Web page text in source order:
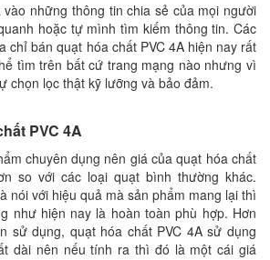
những thông tin chia sẻ của mọi người
hoặc tự mình tìm kiếm thông tin. Các
chỉ bán quạt hóa chất PVC 4A hiện nay rất
tìm trên bất cứ trang mạng nào nhưng vì
chọn lọc thật kỹ lưỡng và bảo đảm.
PVC 4A
chuyên dụng nên giá của quạt hóa chất
so với các loại quạt bình thường khác.
nói với hiệu quả mà sản phẩm mang lại thì
như hiện nay là hoàn toàn phù hợp. Hơn
sử dụng, quạt hóa chất PVC 4A sử dụng
dài nên nếu tính ra thì đó là một cái giá